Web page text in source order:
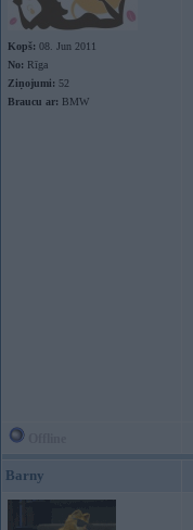
Kopš: 08. Jun 2011
No: Rīga
Ziņojumi: 52
Braucu ar: BMW
Barny